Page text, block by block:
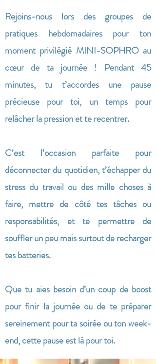
Rejoins-nous lors des groupes de
pratiques hebdomadaires pour ton
moment privilégié MINI-SOPHRO au
cœur de ta journée ! Pendant 45
minutes, tu t’accordes une pause
précieuse pour toi, un temps pour
relâcher la pression et te recentrer.
C’est l’occasion parfaite pour
déconnecter du quotidien, t’échapper du
stress du travail ou des mille choses à
faire, mettre de côté tes tâches ou
responsabilités, et te permettre de
souffler un peu mais surtout de recharger
tes batteries.
Que tu aies besoin d’un coup de boost
pour finir la journée ou de te préparer
sereinement pour ta soirée ou ton week-
end, cette pause est là pour toi.